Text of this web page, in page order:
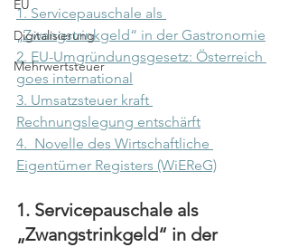
EU
Digitalisierung
Mehrwertsteuer
1. Servicepauschale als
„Zwangstrinkgeld“ in der Gastronomie
2. EU-Umgründungsgesetz: Österreich
goes international
3. Umsatzsteuer kraft
Rechnungslegung entschärft
4.  Novelle des Wirtschaftliche
Eigentümer Registers (WiEReG)
1. Servicepauschale als
„Zwangstrinkgeld“ in der